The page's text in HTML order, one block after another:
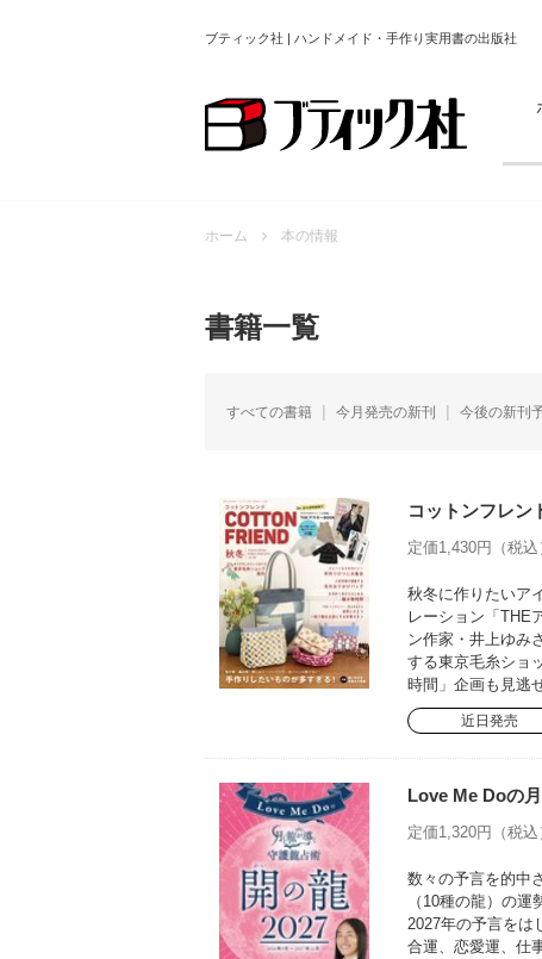
ブティック社 | ハンドメイド・手作り実用書の出版社
ホーム 本の情報
書籍一覧
すべての書籍 今月発売の新刊 今後の新刊
コットンフレン
定価1,430円（税
秋冬に作りたいア
レーション「THE
ン作家・井上ゆみ
する東京毛糸ショ
時間」企画も見逃
近日発売
Love Me Doの
定価1,320円（税
数々の予言を的中
（10種の龍）の
2027年の予言をは
合運、恋愛運、仕